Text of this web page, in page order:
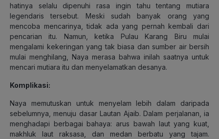
hatinya selalu dipenuhi rasa ingin tahu tentang mutiara
legendaris tersebut. Meski sudah banyak orang yang
mencoba mencarinya, tidak ada yang pernah kembali dari
pencarian itu. Namun, ketika Pulau Karang Biru mulai
mengalami kekeringan yang tak biasa dan sumber air bersih
mulai menghilang, Naya merasa bahwa inilah saatnya untuk
mencari mutiara itu dan menyelamatkan desanya.
Komplikasi:
Naya memutuskan untuk menyelam lebih dalam daripada
sebelumnya, menuju dasar Lautan Ajaib. Dalam perjalanan, ia
menghadapi berbagai bahaya: arus bawah laut yang kuat,
makhluk laut raksasa, dan medan berbatu yang tajam.